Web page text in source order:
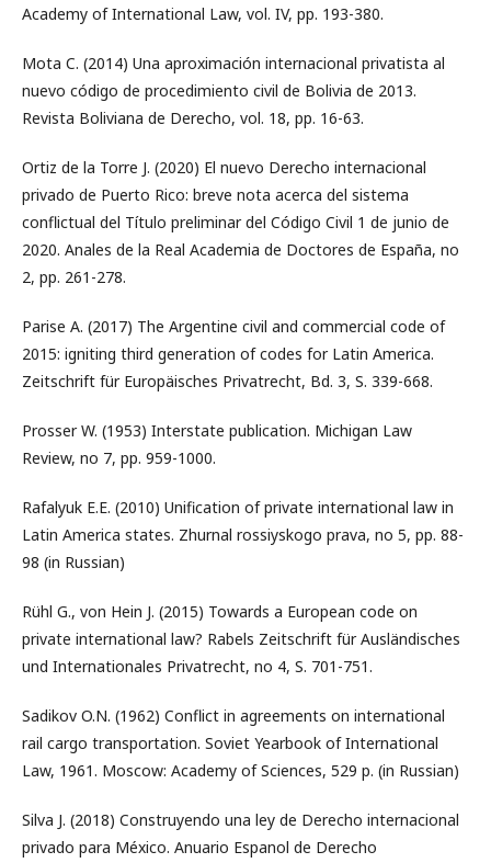
Academy of International Law, vol. IV, pp. 193-380.
Mota C. (2014) Una aproximación internacional privatista al
nuevo código de procedimiento civil de Bolivia de 2013.
Revista Boliviana de Derecho, vol. 18, pp. 16-63.
Ortiz de la Torre J. (2020) El nuevo Derecho internacional
privado de Puerto Rico: breve nota acerca del sistema
conflictual del Título preliminar del Código Civil 1 de junio de
2020. Anales de la Real Academia de Doctores de España, no
2, pp. 261-278.
Parise A. (2017) The Argentine civil and commercial code of
2015: igniting third generation of codes for Latin America.
Zeitschrift für Europäisches Privatrecht, Bd. 3, S. 339-668.
Prosser W. (1953) Interstate publication. Michigan Law
Review, no 7, pp. 959-1000.
Rafalyuk E.E. (2010) Unification of private international law in
Latin America states. Zhurnal rossiyskogo prava, no 5, pp. 88-
98 (in Russian)
Rühl G., von Hein J. (2015) Towards a European code on
private international law? Rabels Zeitschrift für Ausländisches
und Internationales Privatrecht, no 4, S. 701-751.
Sadikov O.N. (1962) Conflict in agreements on international
rail cargo transportation. Soviet Yearbook of International
Law, 1961. Moscow: Academy of Sciences, 529 p. (in Russian)
Silva J. (2018) Construyendo una ley de Derecho internacional
privado para México. Anuario Espanol de Derecho